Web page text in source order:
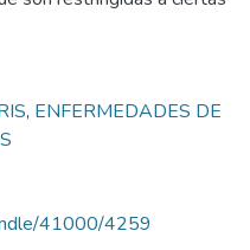
, ENFERMEDADES DE
41000/4259